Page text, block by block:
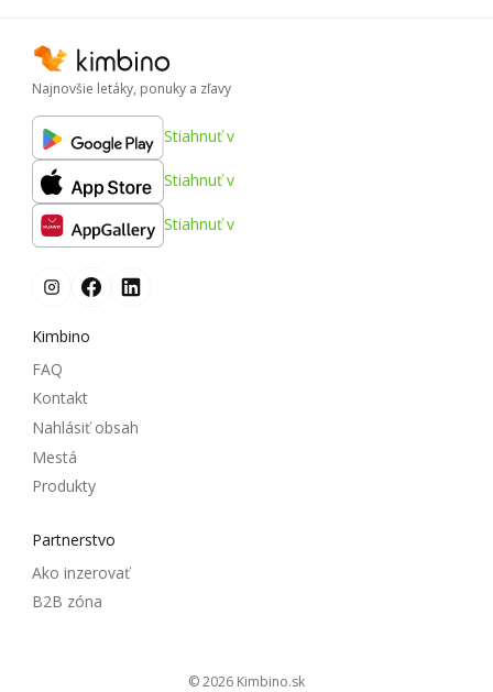
Najnovšie letáky, ponuky a zľavy
Stiahnuť v
Stiahnuť v
Stiahnuť v
Kimbino
FAQ
Kontakt
Nahlásiť obsah
Mestá
Produkty
Partnerstvo
Ako inzerovať
B2B zóna
© 2026 kimbino.sk